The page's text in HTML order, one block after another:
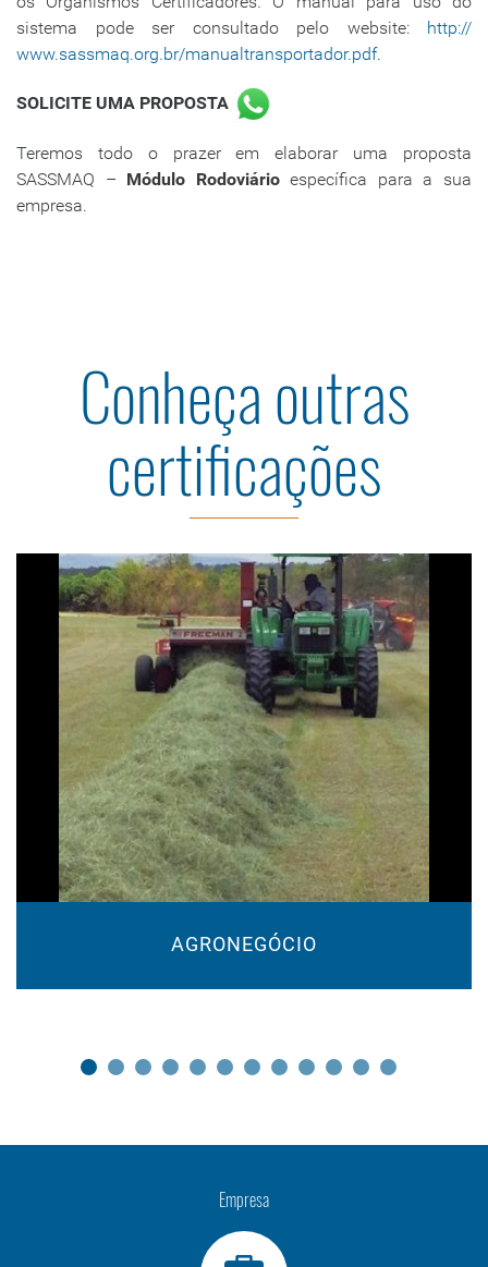
sistema pode ser consultado pelo website: http://
www.sassmaq.org.br/manualtransportador.pdf.
SOLICITE UMA PROPOSTA
Teremos todo o prazer em elaborar uma proposta
SASSMAQ – Módulo Rodoviárioespecífica para a sua
empresa.
Conheça outras
certificações
AGRONEGÓCIO
Empresa